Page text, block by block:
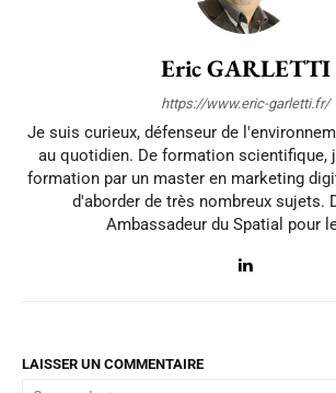
Eric GARLETTI
https://www.eric-garletti.fr/
Je suis curieux, défenseur de
au quotidien. De formation scientifique,
formation par un master en marketing
d'aborder de très nombreux sujets.
Ambassadeur du Spatial pour
LAISSER UN COMMENTAIRE